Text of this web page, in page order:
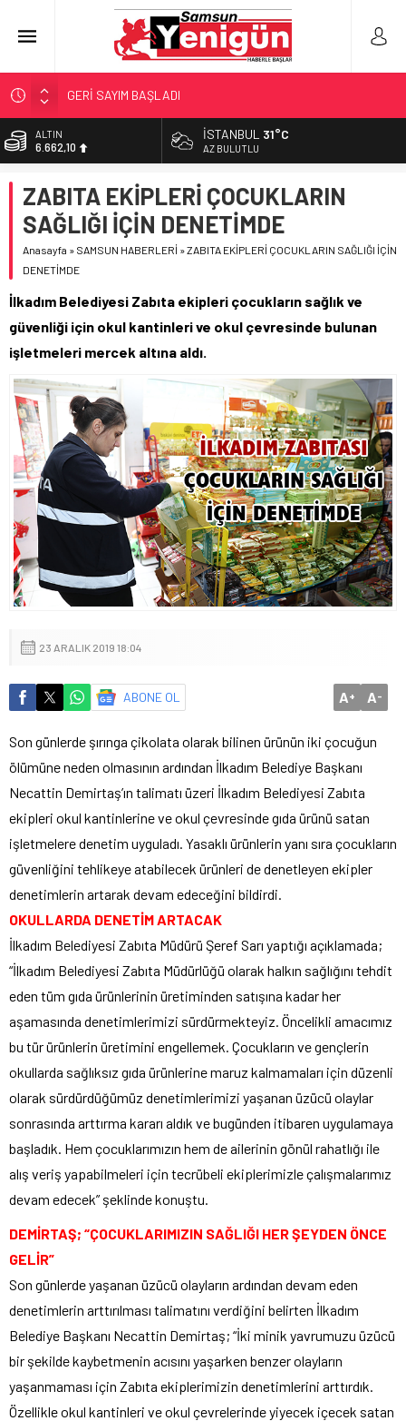
GERİ SAYIM BAŞLADI
SAMSUNSPOR’DA HEDEF 5’İNCİLİK!
‘BAFRA’YA YATIRIM YAPIN!’
YÖNETİCİ SEÇERKEN YAPILAN EN BÜYÜK HATALAR
ALTIN
6.662,10
13.779,39
DOLAR
47,6954
EURO
İSTANBUL 31°C
AZ BULUTLU
ZABITA EKİPLERİ ÇOCUKLARIN
SAĞLIĞI İÇİN DENETİMDE
Anasayfa » SAMSUN HABERLERİ »ZABITA EKİPLERİ ÇOCUKLARIN SAĞLIĞI İÇİN
DENETİMDE
İlkadım Belediyesi Zabıta ekipleri çocukların sağlık ve
güvenliği için okul kantinleri ve okul çevresinde bulunan
işletmeleri mercek altına aldı.
23 ARALIK 2019 18:04
ABONE OL A+ A-
Son günlerde şırınga çikolata olarak bilinen ürünün iki çocuğun
ölümüne neden olmasının ardından İlkadım Belediye Başkanı
Necattin Demirtaş’ın talimatı üzeri İlkadım Belediyesi Zabıta
ekipleri okul kantinlerine ve okul çevresinde gıda ürünü satan
işletmelere denetim uyguladı. Yasaklı ürünlerin yanı sıra çocukların
güvenliğini tehlikeye atabilecek ürünleri de denetleyen ekipler
denetimlerin artarak devam edeceğini bildirdi.
OKULLARDA DENETİM ARTACAK
İlkadım Belediyesi Zabıta Müdürü Şeref Sarı yaptığı açıklamada;
“İlkadım Belediyesi Zabıta Müdürlüğü olarak halkın sağlığını tehdit
eden tüm gıda ürünlerinin üretiminden satışına kadar her
aşamasında denetimlerimizi sürdürmekteyiz. Öncelikli amacımız
bu tür ürünlerin üretimini engellemek. Çocukların ve gençlerin
okullarda sağlıksız gıda ürünlerine maruz kalmamaları için düzenli
olarak sürdürdüğümüz denetimlerimizi yaşanan üzücü olaylar
sonrasında arttırma kararı aldık ve bugünden itibaren uygulamaya
başladık. Hem çocuklarımızın hem de ailerinin gönül rahatlığı ile
alış veriş yapabilmeleri için tecrübeli ekiplerimizle çalışmalarımız
devam edecek” şeklinde konuştu.
DEMİRTAŞ; “ÇOCUKLARIMIZIN SAĞLIĞI HER ŞEYDEN ÖNCE
GELİR”
Son günlerde yaşanan üzücü olayların ardından devam eden
denetimlerin arttırılması talimatını verdiğini belirten İlkadım
Belediye Başkanı Necattin Demirtaş; “İki minik yavrumuzu üzücü
bir şekilde kaybetmenin acısını yaşarken benzer olayların
yaşanmaması için Zabıta ekiplerimizin denetimlerini arttırdık.
Özellikle okul kantinleri ve okul çevrelerinde yiyecek içecek satan